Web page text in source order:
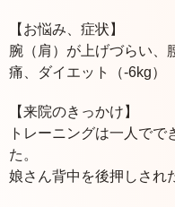
【お悩み、症状】
腕（肩）が上げづらい、
痛、ダイエット（-6kg）
【来院のきっかけ】
トレーニングは一人で
た。
娘さん背中を後押しされ